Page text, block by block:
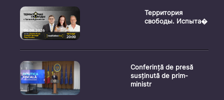
Территория
свободы. Испыта�
Conferință de presă
susținută de prim-
ministr